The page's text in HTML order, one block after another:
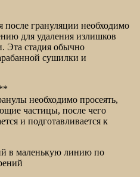
после грануляции необходимо
для удаления излишков
Эта стадия обычно
сушилки и
необходимо просеять,
частицы, после чего
и подготавливается к
в маленькую линию по